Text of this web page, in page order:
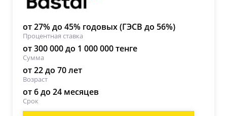
от 27% до 45% годовых (ГЭСВ до 56%)
Процентная ставка
от 300 000 до 1 000 000 тенге
Сумма
от 22 до 70 лет
Возраст
от 6 до 24 месяцев
Срок